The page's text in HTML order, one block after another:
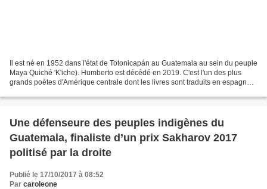
Il est né en 1952 dans l'état de Totonicapán au Guatemala au sein du peuple
Maya Quiché 'K'iche). Humberto est décédé en 2019. C'est l'un des plus
grands poètes d'Amérique centrale dont les livres sont traduits en espagnol,
Une défenseure des peuples indigènes du
Guatemala, finaliste d’un prix Sakharov 2017
politisé par la droite
Publié le 17/10/2017 à 08:52
Par caroleone